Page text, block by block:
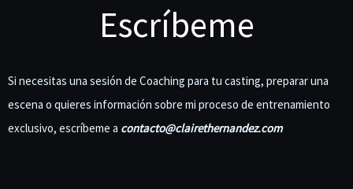
Escríbeme
Si necesitas una sesión de Coaching para tu casting, preparar una
escena o quieres información sobre mi proceso de entrenamiento
exclusivo, escríbeme a contacto@clairethernandez.com